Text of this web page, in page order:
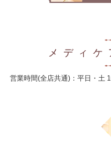
2024年7月
2024年6月
メディケ
営業時間(全店共通)：平日・